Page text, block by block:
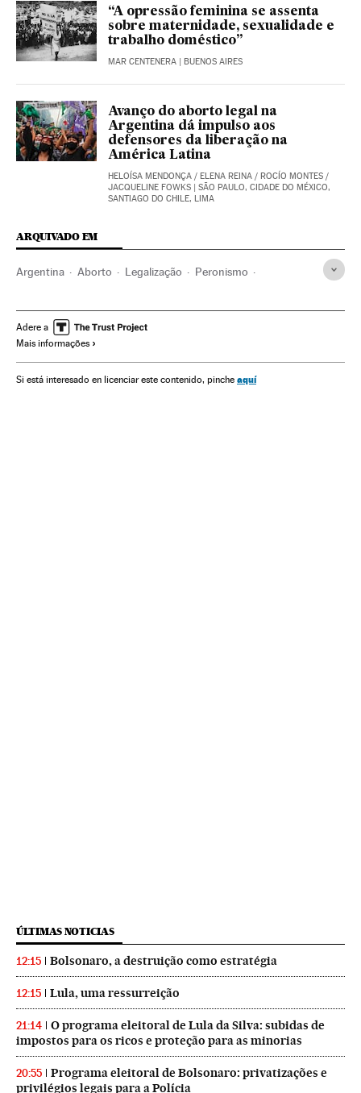
“A opressão feminina se assenta
sobre maternidade, sexualidade e
trabalho doméstico”
MAR CENTENERA | BUENOS AIRES
Avanço do aborto legal na
Argentina dá impulso aos
defensores da liberação na
América Latina
HELOÍSA MENDONÇA / ELENA REINA / ROCÍO MONTES /
JACQUELINE FOWKS | SÃO PAULO, CIDADE DO MÉXICO,
SANTIAGO DO CHILE, LIMA
ARQUIVADO EM
Argentina Aborto Legalização Peronismo
Mulheres Sociedade Posições antiaborto
Posições pró-aborto
Adere a
Mais informações
Si está interesado en licenciar este contenido, pinche aquí
ÚLTIMAS NOTICIAS
12:15 Bolsonaro, a destruição como estratégia
12:15 Lula, uma ressurreição
21:14
O programa eleitoral de Lula da Silva: subidas de
impostos para os ricos e proteção para as minorias
20:55
Programa eleitoral de Bolsonaro: privatizações e
privilégios legais para a Polícia